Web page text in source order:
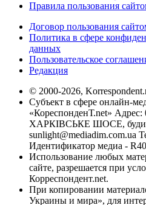
Правила пользования
Договор пользования
Политика в сфере
данных
Пользовательское
Редакция
© 2000-2026,
Субъект в сфере онлайн-
«КореспонденТ.net» Адрес:
ХАРКІВСЬКЕ ШОСЕ,
sunlight@mediadim.com.ua
Идентификатор медиа -
Использование любых
сайте, разрешается при
Корреспондент.net.
При копировании
Украины и мира», для